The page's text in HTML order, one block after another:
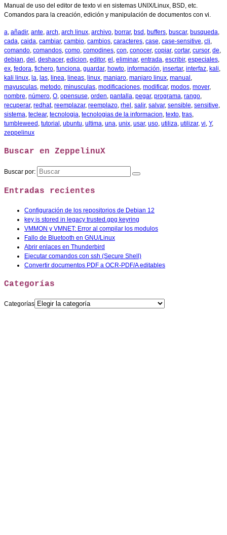
Manual de uso del editor de texto vi en sistemas UNIX/Linux, BSD, etc.
Comandos para la creación, edición y manipulación de documentos con vi.
a, añadir, ante, arch, arch linux, archivo, borrar, bsd , buffers, buscar, busqueda,
cada, caida, cambiar, cambio, cambios, caracteres, case, case-sensitive, cli,
comando, comandos, como, comodines, con, conocer, copiar, cortar, cursor, de,
debian, del , deshacer, edicion, editor, el , eliminar, entrada, escribir, especiales,
ex, fedora, fichero, funciona, guardar, howto, información, insertar, interfaz, kali,
kali linux, la, las, linea, lineas, linux, manjaro, manjaro linux, manual ,
mayusculas, metodo, minusculas, modificaciones, modificar, modos, mover,
nombre, número, O, opensuse, orden, pantalla, pegar, programa, rango,
recuperar, redhat, reemplazar, reemplazo, rhel , salir, salvar, sensible, sensitive,
sistema, teclear, tecnologia, tecnologias de la informacion, texto, tras,
tumbleweed , tutorial , ubuntu, ultima, una, unix, usar, uso, utiliza, utilizar, vi, Y,
zeppelinux
Buscar en ZeppelinuX
Buscar por:
Entradas recientes
Configuración de los repositorios de Debian 12
key is stored in legacy trusted.gpg keyring
VMMON y VMNET: Error al compilar los modulos
Fallo de Bluetooth en GNU/Linux
Abrir enlaces en Thunderbird
Ejecutar comandos con ssh (Secure Shell)
Convertir documentos PDF a OCR-PDF/A editables
Categorías
Categorías